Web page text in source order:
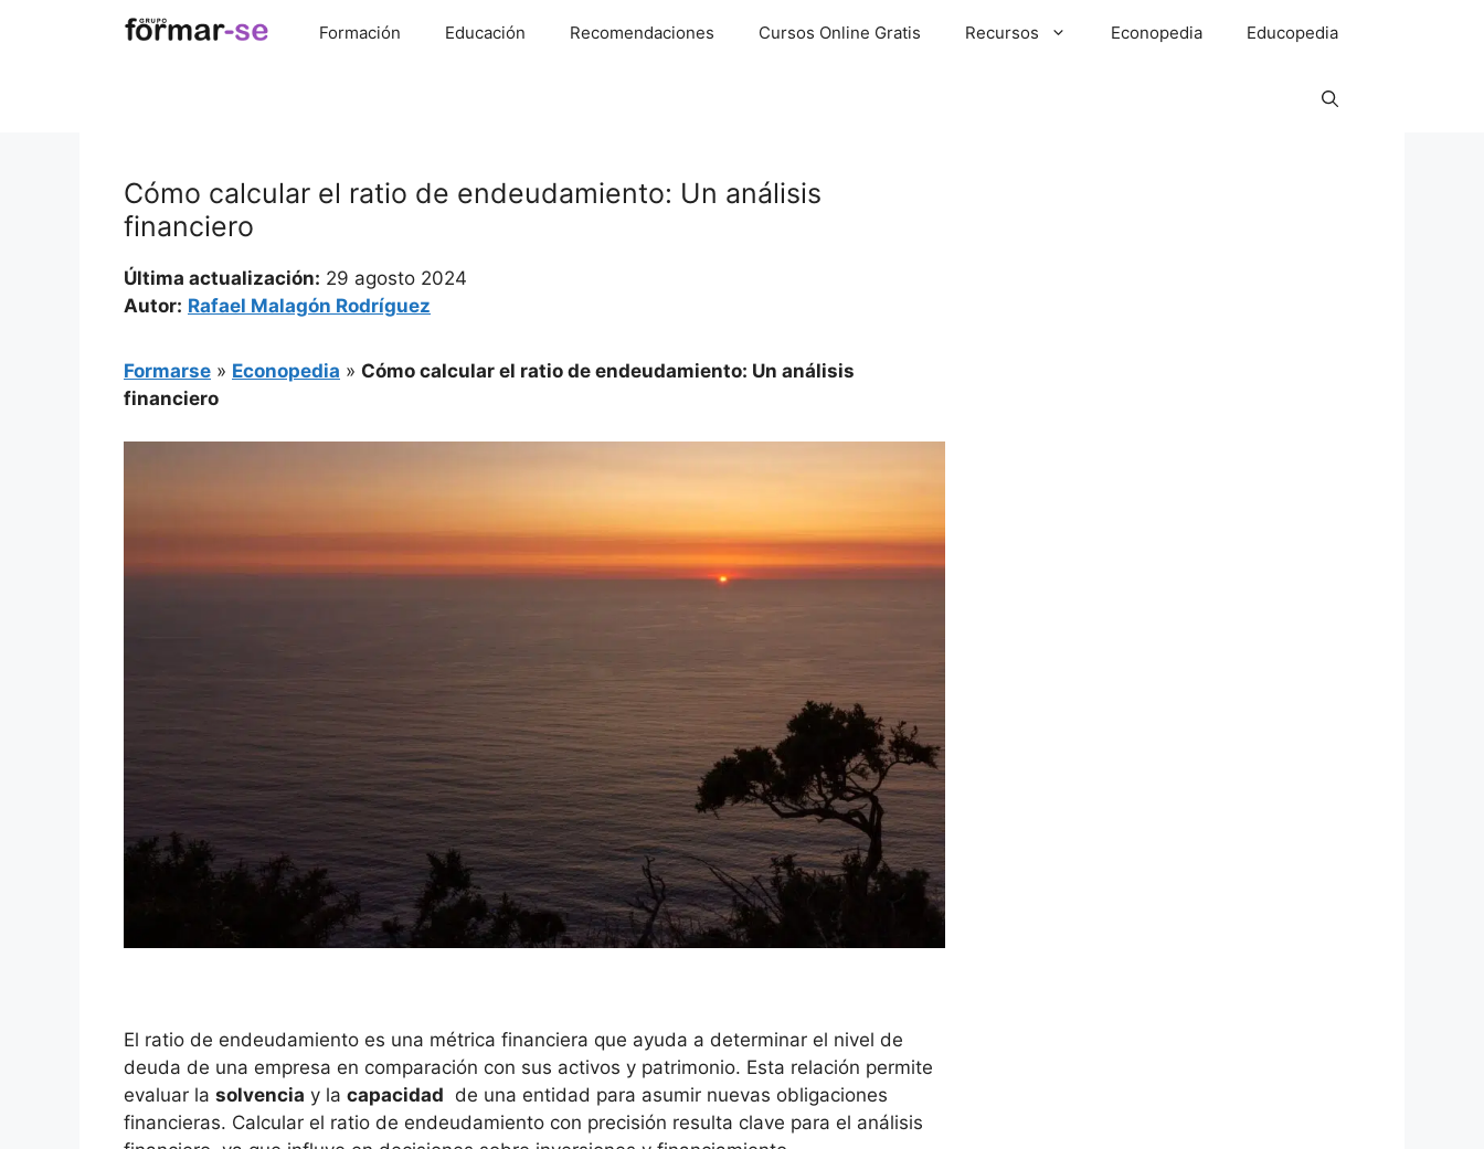
Formación Educación Recomendaciones Cursos Online Gratis Recursos Econopedia Educopedia
Cómo calcular el ratio de endeudamiento: Un análisis
financiero
Última actualización: 29 agosto 2024
Autor: Rafael Malagón Rodríguez
Formarse » Econopedia » Cómo calcular el ratio de endeudamiento: Un análisis
financiero
El ratio de endeudamiento es una métrica financiera que ⁣ayuda a determinar⁣ el nivel de
deuda de una empresa en ⁣comparación ⁢con sus activos y patrimonio. Esta relación permite
evaluar‍ la solvencia y la capacidad ⁤ de​ una entidad ​para asumir ‍nuevas obligaciones
financieras. ​Calcular ⁢el ratio de endeudamiento ‌con precisión ‌resulta clave para el⁢ análisis